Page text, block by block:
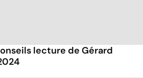
lecture de Gérard